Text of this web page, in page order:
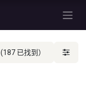
(187 已找到）